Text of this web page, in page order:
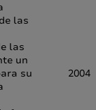
las
las
un
su
2004